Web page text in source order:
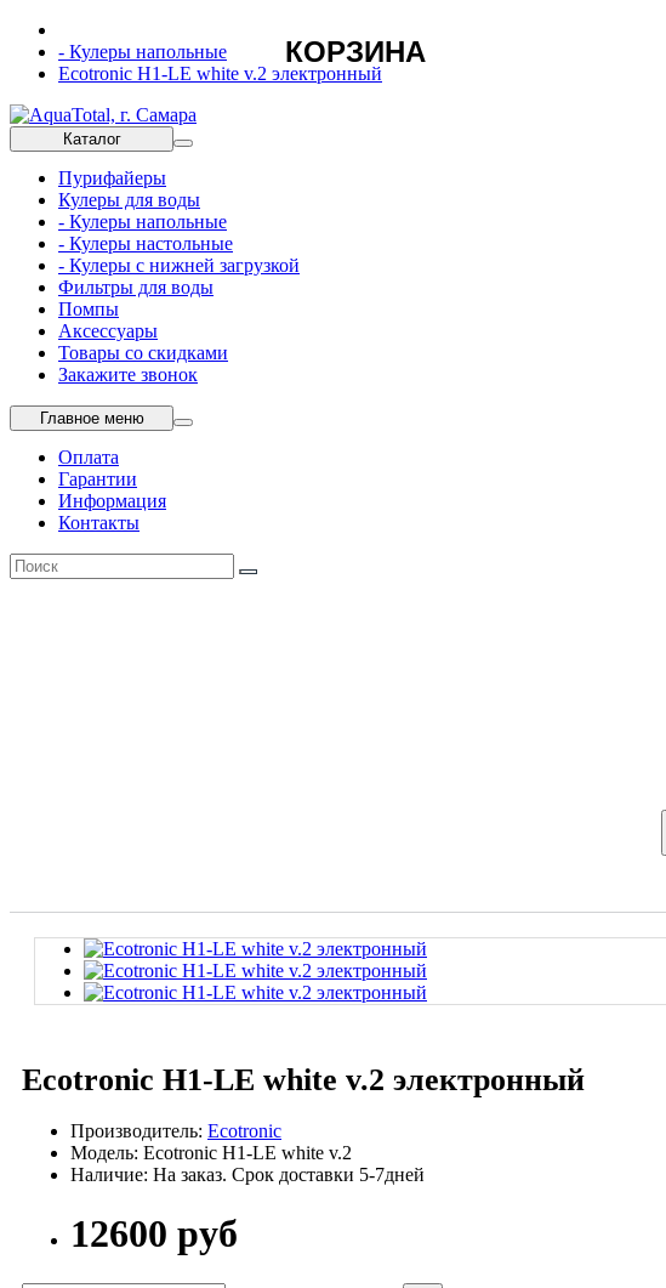
- Кулеры напольные
Ecotronic H1-LE white v.2 электронный
Каталог
Пурифайеры
Кулеры для воды
- Кулеры напольные
- Кулеры настольные
- Кулеры с нижней загрузкой
Фильтры для воды
Помпы
Аксессуары
Товары со скидками
Закажите звонок
Главное меню
Оплата
Гарантии
Информация
Контакты
КОРЗИНА
Ecotronic H1-LE white v.2 электронный
Производитель: Ecotronic
Модель: Ecotronic H1-LE white v.2
Наличие: На заказ. Срок доставки 5-7дней
12600 руб